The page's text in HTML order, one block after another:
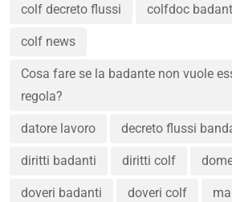
colf decreto flussi colfdoc
colf news
Cosa fare se la badante non vuole
regola?
datore lavoro decreto flussi
diritti badanti diritti colf
doveri badanti doveri colf